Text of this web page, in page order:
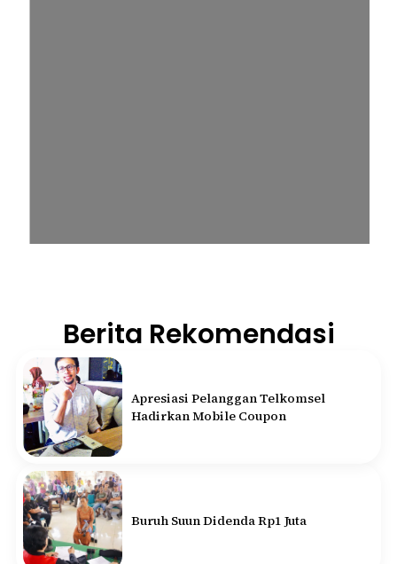
Berita Rekomendasi
Apresiasi Pelanggan Telkomsel
Hadirkan Mobile Coupon
Buruh Suun Didenda Rp1 Juta